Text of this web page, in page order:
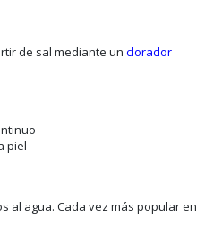
de sal mediante un clorador
piel
al agua. Cada vez más popular en